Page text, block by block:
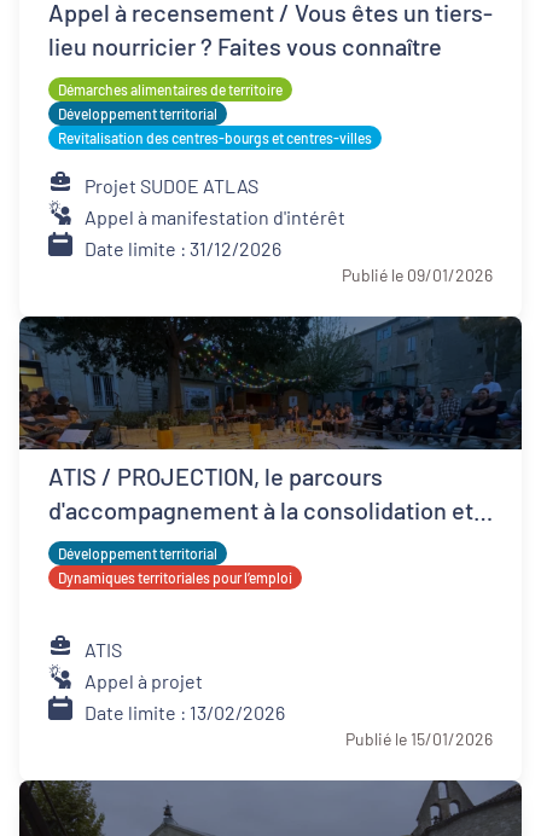
Appel à recensement / Vous êtes un tiers-
lieu nourricier ? Faites vous connaître
Démarches alimentaires de territoire
Développement territorial
Revitalisation des centres-bourgs et centres-villes
Projet SUDOE ATLAS
Appel à manifestation d'intérêt
Date limite : 31/12/2026
Publié le 09/01/2026
ATIS / PROJECTION, le parcours
d'accompagnement à la consolidation et
développement ESS
Développement territorial
Dynamiques territoriales pour l’emploi
ATIS
Appel à projet
Date limite : 13/02/2026
Publié le 15/01/2026